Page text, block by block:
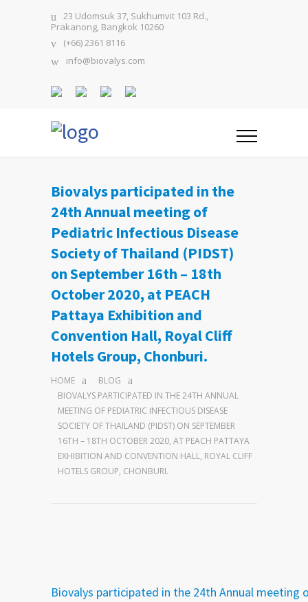
23 Udomsuk 37, Sukhumvit 103 Rd.,
Prakanong, Bangkok 10260
(+66) 2361 8116
info@biovalys.com
Biovalys participated in the
24th Annual meeting of
Pediatric Infectious Disease
Society of Thailand (PIDST)
on September 16th – 18th
October 2020, at PEACH
Pattaya Exhibition and
Convention Hall, Royal Cliff
Hotels Group, Chonburi.
HOME
BLOG
BIOVALYS PARTICIPATED IN THE 24TH ANNUAL
MEETING OF PEDIATRIC INFECTIOUS DISEASE
SOCIETY OF THAILAND (PIDST) ON SEPTEMBER
16TH – 18TH OCTOBER 2020, AT PEACH PATTAYA
EXHIBITION AND CONVENTION HALL, ROYAL CLIFF
HOTELS GROUP, CHONBURI.
Biovalys participated in the 24th Annual